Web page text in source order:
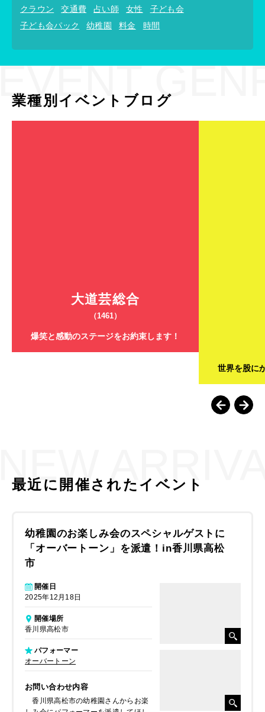
クラウン
交通費 占い師 女性
子ども会
子ども会パック
幼稚園 料金 時間
業種別イベントブログ
大道芸総合
（1461）
爆笑と感動のステージをお約束します！
世界を股に
最近に開催されたイベント
幼稚園のお楽しみ会のスペシャルゲストに
「オーバートーン」を派遣！in香川県高松
市
開催日
2025年12月18日
開催場所
香川県高松市
パフォーマー
オーバートーン
お問い合わせ内容
香川県高松市の幼稚園さんからお楽